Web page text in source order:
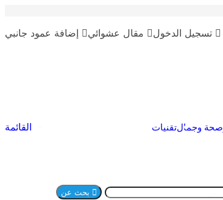
إضافة عمود جانبي مقال عشوائي
تسجيل الدخول
القائمة صحة وجمالتقنيات
بحث عن